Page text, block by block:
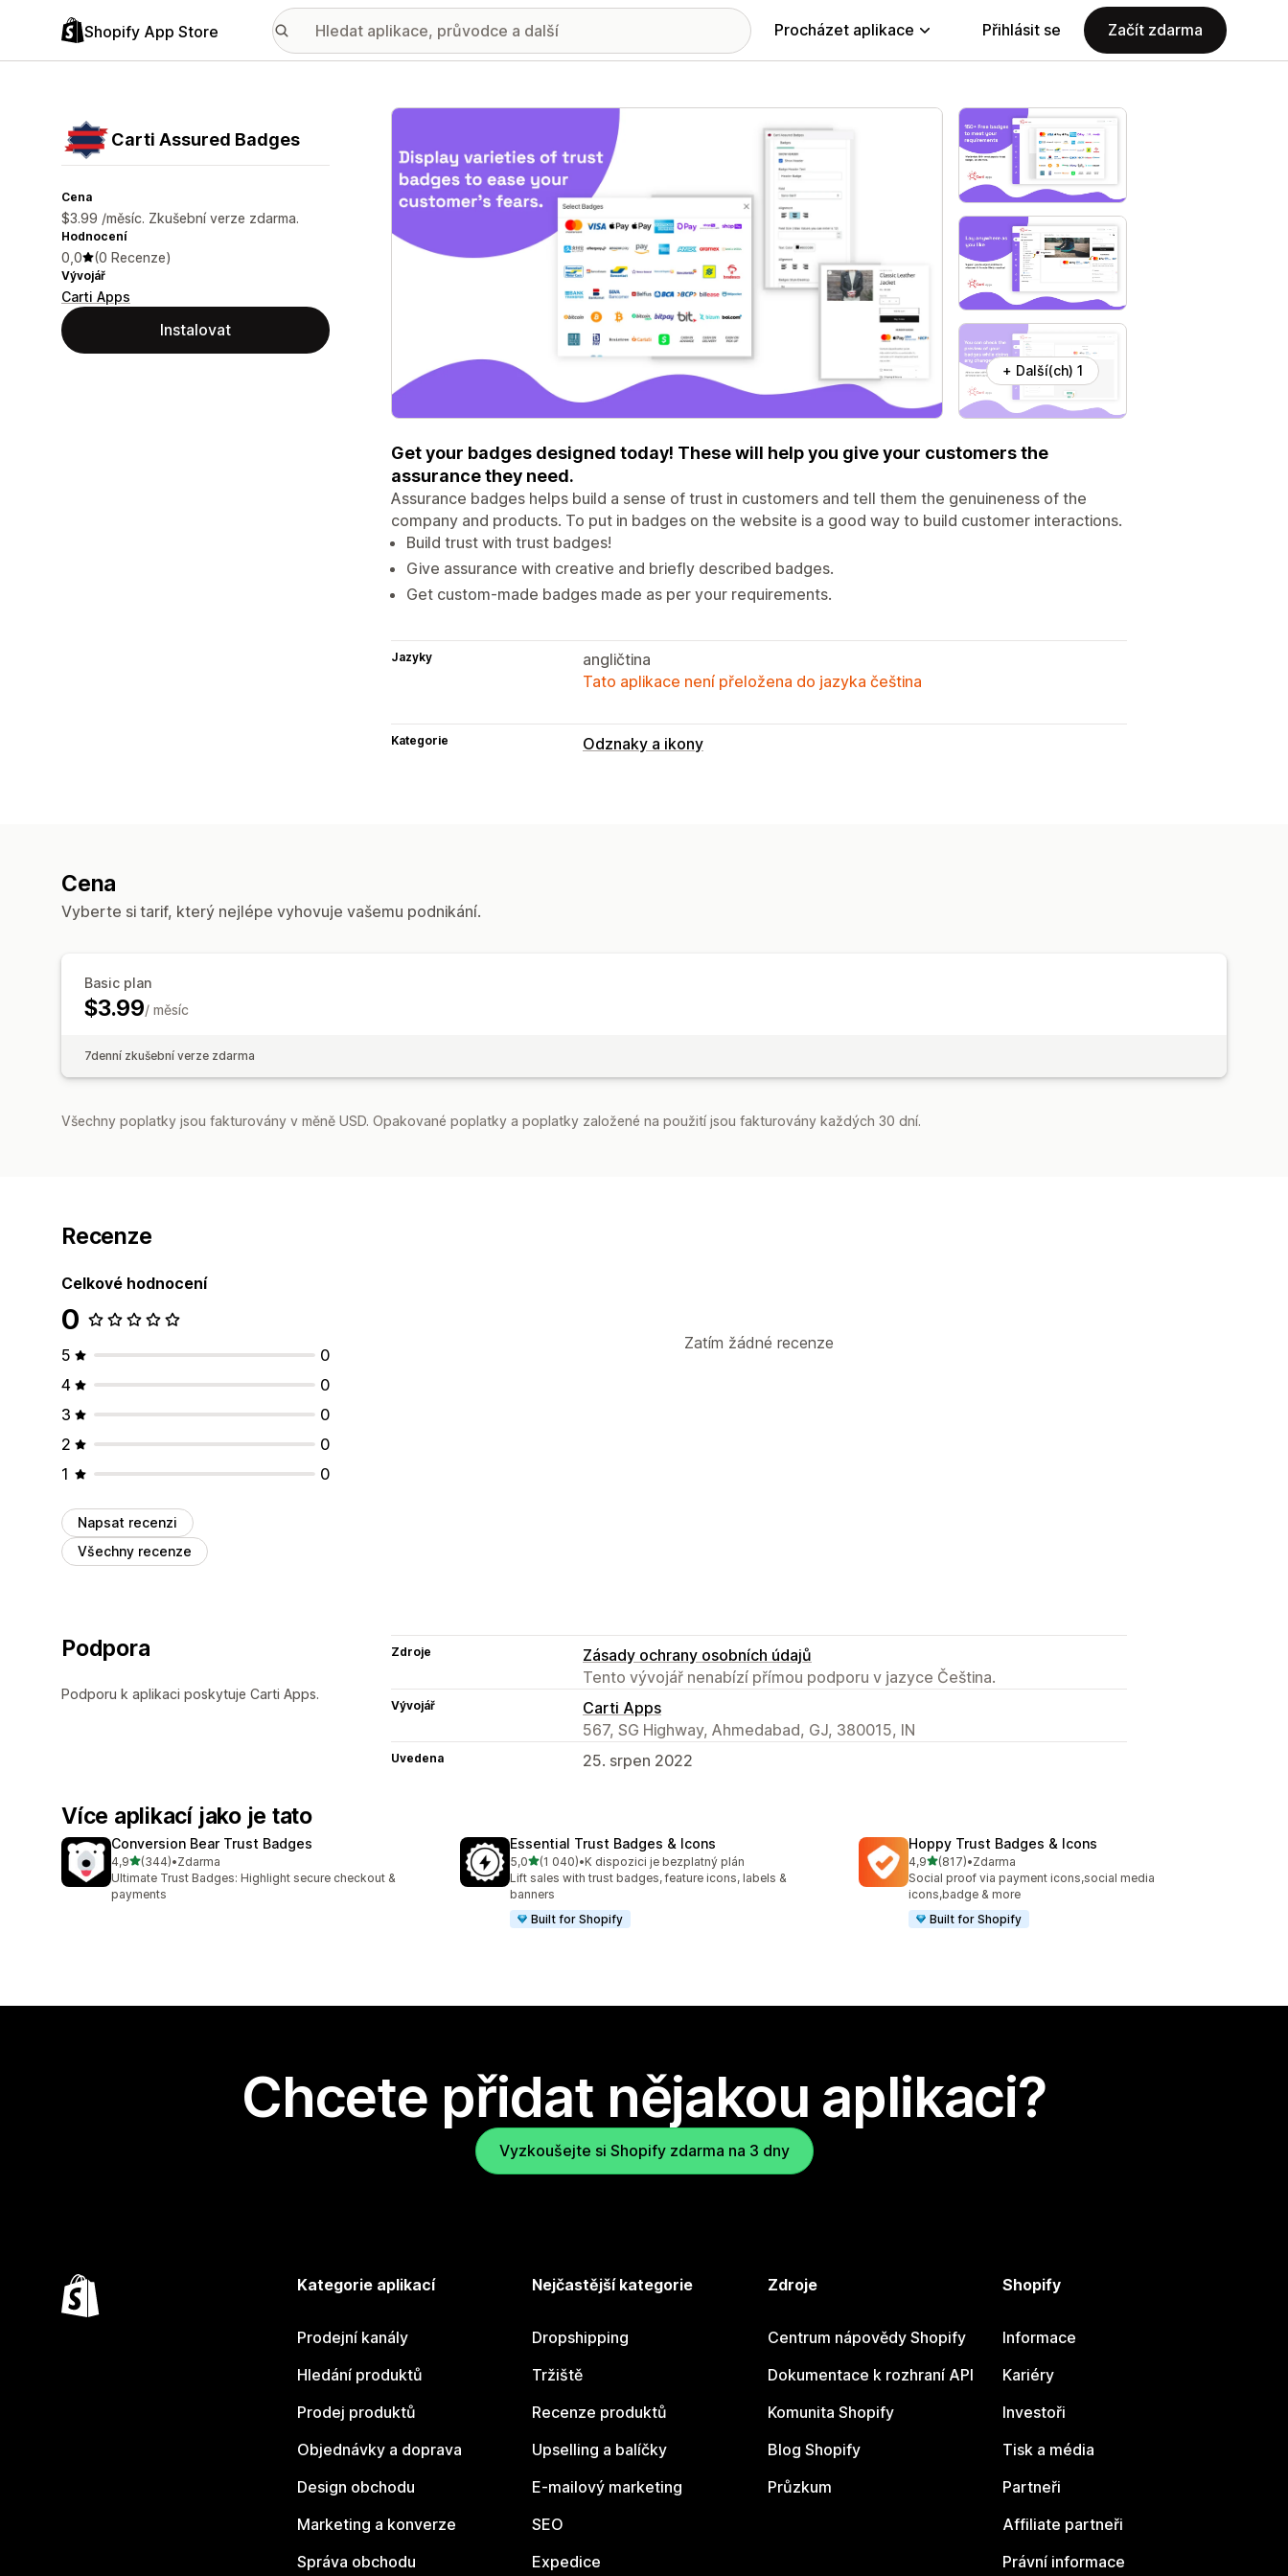
Shopify App Store Procházet aplikace Přihlásit se Začít zdarma
Carti Assured Badges
Cena
$3.99 /měsíc. Zkušební verze zdarma.
Hodnocení
0,0 (0 Recenze)
Vývojář
Carti Apps
Instalovat
Galerie propagovaných obrázků
+ Další(ch) 1
Get your badges designed today! These will help you give your customers the
assurance they need.
Assurance badges helps build a sense of trust in customers and tell them the genuineness of the
company and products. To put in badges on the website is a good way to build customer interactions.
Build trust with trust badges!
Give assurance with creative and briefly described badges.
Get custom-made badges made as per your requirements.
Jazyky
angličtina
Tato aplikace není přeložena do jazyka čeština
Kategorie Odznaky a ikony
Cena
Vyberte si tarif, který nejlépe vyhovuje vašemu podnikání.
Basic plan
$3.99/ měsíc
7denní zkušební verze zdarma
Všechny poplatky jsou fakturovány v měně USD. Opakované poplatky a poplatky založené na použití jsou fakturovány každých 30 dní.
Recenze
Celkové hodnocení
0
5
0
4
0
3
0
2
0
1
0
Napsat recenzi
Všechny recenze
Zatím žádné recenze
Podpora
Podporu k aplikaci poskytuje Carti Apps.
Zdroje
Zásady ochrany osobních údajů
Tento vývojář nenabízí přímou podporu v jazyce Čeština.
Vývojář
Carti Apps
567, SG Highway, Ahmedabad, GJ, 380015, IN
Uvedena 25. srpen 2022
Více aplikací jako je tato
Conversion Bear Trust Badges
4,9z 5 hvězd
(344)
Celkový počet recenzí: 344
•Zdarma
Ultimate Trust Badges: Highlight secure checkout &
payments
Essential Trust Badges & Icons
5,0z 5 hvězd
(1 040)
Celkový počet recenzí: 1040
•K dispozici je bezplatný plán
Lift sales with trust badges, feature icons, labels &
banners
Built for Shopify
Hoppy Trust Badges & Icons
4,9z 5 hvězd
(817)
Celkový počet recenzí: 817
•Zdarma
Social proof via payment icons,social media
icons,badge & more
Built for Shopify
Chcete přidat nějakou aplikaci?
Vyzkoušejte si Shopify zdarma na 3 dny
Kategorie aplikací
Prodejní kanály
Hledání produktů
Prodej produktů
Objednávky a doprava
Design obchodu
Marketing a konverze
Správa obchodu
Nejčastější kategorie
Dropshipping
Tržiště
Recenze produktů
Upselling a balíčky
E-mailový marketing
SEO
Expedice
Zdroje
Centrum nápovědy Shopify
Dokumentace k rozhraní API
Komunita Shopify
Blog Shopify
Průzkum
Shopify
Informace
Kariéry
Investoři
Tisk a média
Partneři
Affiliate partneři
Právní informace